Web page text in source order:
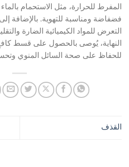
المفرط للحرارة، مثل الاستحمام
فضفاضة ومناسبة للتهوية. بالإضافة
التعرض للمواد الكيميائية الضارة
النهاية، يُوصى بالحصول على قسط
للحفاظ على صحة السائل المنوي
القذف